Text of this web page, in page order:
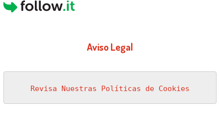
Aviso Legal
Revisa Nuestras Políticas de Cookies